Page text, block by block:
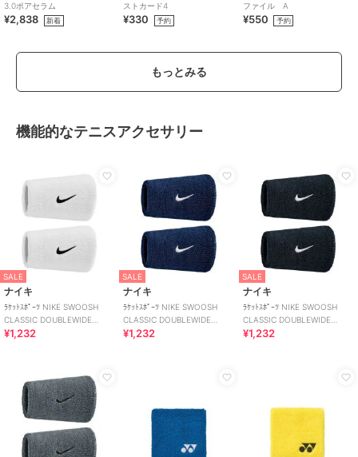
3.0ポアセラム
¥2,838 新着
ストカード4
¥330 予約
ファイル A
¥550 予約
もっとみる
機能的なテニスアクセサリー
SALE
ナイキ
ﾗｹｯﾄｽﾎﾟｰﾂ NIKE SWOOSH
CLASSIC DOUBLEWIDE
WRISTBANDS 2PK
¥1,232
SALE
ナイキ
ﾗｹｯﾄｽﾎﾟｰﾂ NIKE SWOOSH
CLASSIC DOUBLEWIDE
WRISTBANDS 2PK
¥1,232
SALE
ナイキ
ﾗｹｯﾄｽﾎﾟｰﾂ NIKE SWOOSH
CLASSIC DOUBLEWIDE
WRISTBANDS 2PK
¥1,232